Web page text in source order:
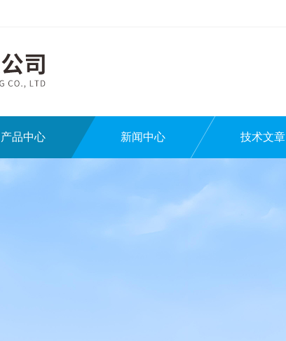
产品中心 新闻中心 技术文章